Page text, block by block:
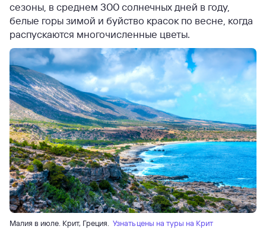
сезоны, в среднем 300 солнечных дней в году,
белые горы зимой и буйство красок по весне, когда
распускаются многочисленные цветы.
Малия в июле. Крит, Греция. Узнать цены на туры на Крит